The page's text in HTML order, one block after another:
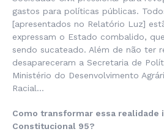
gastos para políticas públicas.
[apresentados no Relatório Luz]
expressam o Estado combalido,
sendo sucateado. Além de não ter
desapareceram a Secretaria de
Ministério do Desenvolvimento
Racial…
Como transformar essa realidade
Constitucional 95?